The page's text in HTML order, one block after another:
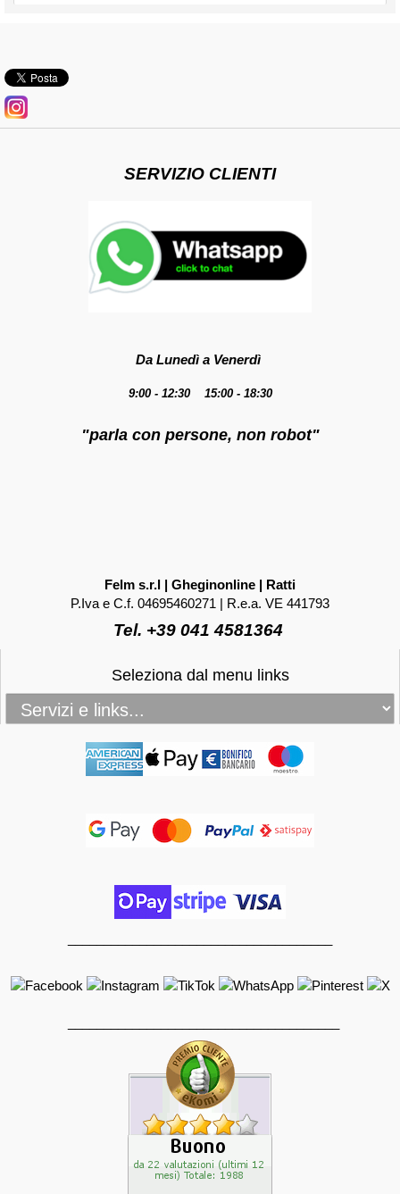
SERVIZIO CLIENTI
Da Lunedì a Venerdì
9:00 - 12:30 15:00 - 18:30
"parla con persone, non robot"
Felm s.r.l | Gheginonline | Ratti
P.Iva e C.f. 04695460271 | R.e.a. VE 441793
Tel. +39 041 4581364
Seleziona dal menu links